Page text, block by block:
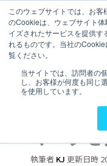
このウェブサイトでは、お
のCookieは、ウェブサイト
イズされたサービスを提供
れるものです。当社の
覧ください。
当サイトでは、訪問者の
し、お客様が何度も同じ
を使用しています。
1 分で読むことがで
【
を開く
マーク
執筆者 KJ 更新日時